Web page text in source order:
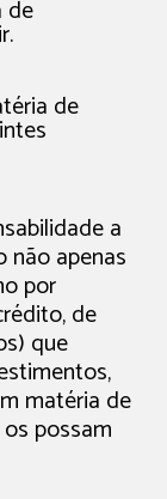
de
de
a
não apenas
por
de
que
matéria de
possam